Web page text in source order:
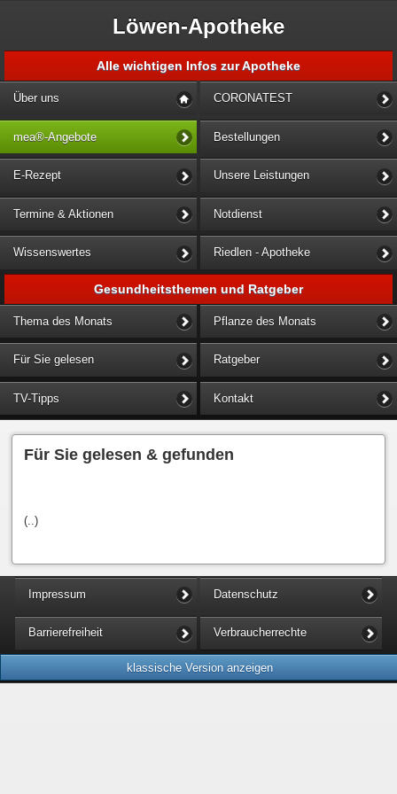
Löwen-Apotheke
Alle wichtigen Infos zur Apotheke
Über uns CORONATEST
mea®-Angebote Bestellungen
E-Rezept Unsere Leistungen
Termine & Aktionen Notdienst
Wissenswertes Riedlen - Apotheke
Gesundheitsthemen und Ratgeber
Thema des Monats Pflanze des Monats
Für Sie gelesen Ratgeber
TV-Tipps Kontakt
Für Sie gelesen & gefunden
(..)
Impressum Datenschutz
Barrierefreiheit Verbraucherrechte
klassische Version anzeigen